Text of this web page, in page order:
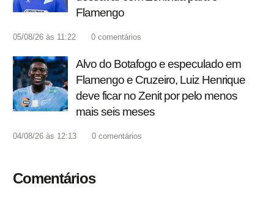
Flamengo
05/08/26 às 11:22 0 comentários
Alvo do Botafogo e especulado em
Flamengo e Cruzeiro, Luiz Henrique
deve ficar no Zenit por pelo menos
mais seis meses
04/08/26 às 12:13 0 comentários
Comentários